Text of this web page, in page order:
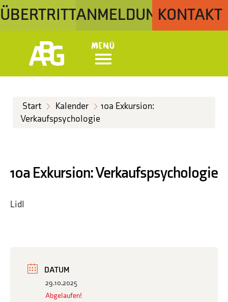
ÜBERTRITTANMELDUNGKONTAKT
Menü
Start Kalender
10a Exkursion:
Verkaufspsychologie
10a Exkursion: Verkaufspsychologie
Lidl
DATUM
29.10.2025
Abgelaufen!